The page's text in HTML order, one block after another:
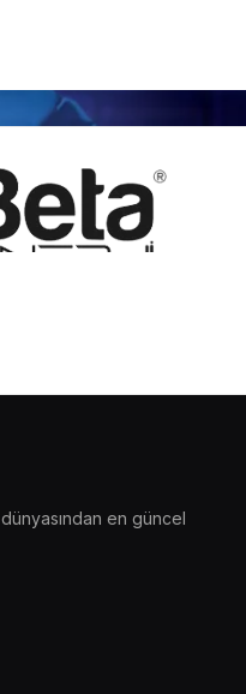
en güncel